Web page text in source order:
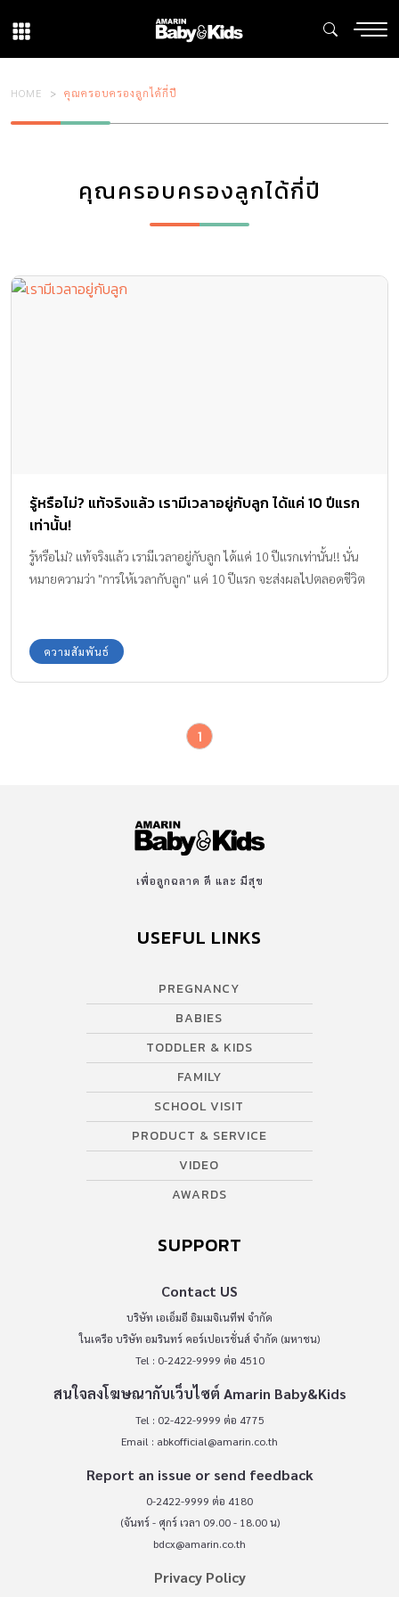
HOME คุณครอบครองลูกได้กี่ปี
คุณครอบครองลูกได้กี่ปี
รู้หรือไม่? แท้จริงแล้ว เรามีเวลาอยู่กับลูก ได้แค่ 10 ปีแรก
เท่านั้น!
รู้หรือไม่? แท้จริงแล้ว เรามีเวลาอยู่กับลูก ได้แค่ 10 ปีแรกเท่านั้น!! นั่น
หมายความว่า "การให้เวลากับลูก" แค่ 10 ปีแรก จะส่งผลไปตลอดชีวิต
ความสัมพันธ์
1
เพื่อลูกฉลาด ดี และ มีสุข
USEFUL LINKS
PREGNANCY
BABIES
TODDLER & KIDS
FAMILY
SCHOOL VISIT
PRODUCT & SERVICE
VIDEO
AWARDS
SUPPORT
Contact US
บริษัท เอเอ็มอี อิมเมจิเนทีฟ จำกัด
ในเครือ บริษัท อมรินทร์ คอร์เปอเรชั่นส์ จำกัด (มหาชน)
Tel : 0-2422-9999 ต่อ 4510
สนใจลงโฆษณากับเว็บไซต์ Amarin Baby&Kids
Tel : 02-422-9999 ต่อ 4775
Email : abkofficial@amarin.co.th
Report an issue or send feedback
0-2422-9999 ต่อ 4180
(จันทร์ - ศุกร์ เวลา 09.00 - 18.00 น)
bdcx@amarin.co.th
Privacy Policy